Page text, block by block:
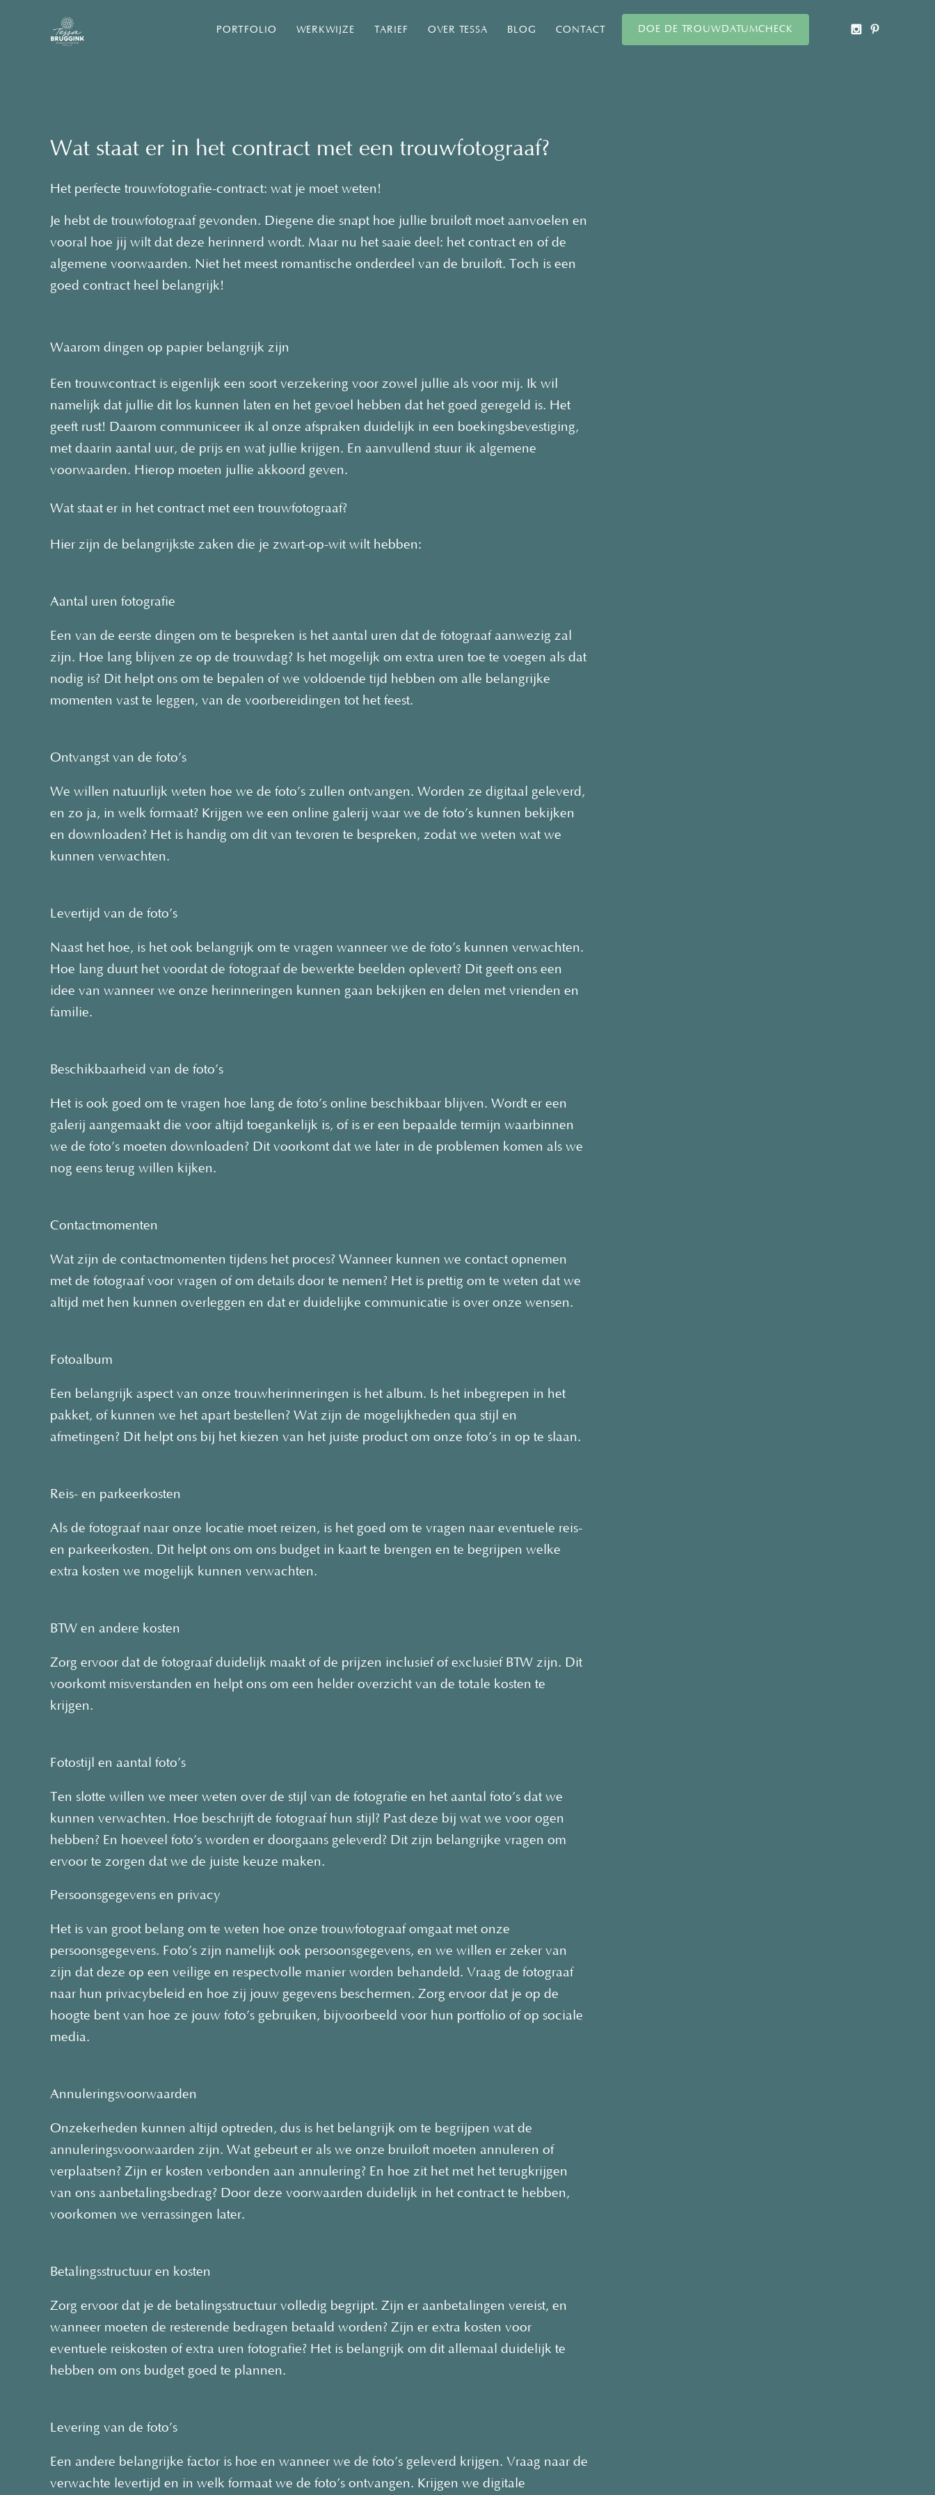
PORTFOLIO WERKWIJZE TARIEF OVER TESSA BLOG CONTACT DOE DE TROUWDATUMCHECK
Wat staat er in het contract met een trouwfotograaf?
Het perfecte trouwfotografie-contract: wat je moet weten!
Je hebt de trouwfotograaf gevonden. Diegene die snapt hoe jullie bruiloft moet aanvoelen en
vooral hoe jij wilt dat deze herinnerd wordt. Maar nu het saaie deel: het contract en of de
algemene voorwaarden. Niet het meest romantische onderdeel van de bruiloft. Toch is een
goed contract heel belangrijk!
Waarom dingen op papier belangrijk zijn
Een trouwcontract is eigenlijk een soort verzekering voor zowel jullie als voor mij. Ik wil
namelijk dat jullie dit los kunnen laten en het gevoel hebben dat het goed geregeld is. Het
geeft rust! Daarom communiceer ik al onze afspraken duidelijk in een boekingsbevestiging,
met daarin aantal uur, de prijs en wat jullie krijgen. En aanvullend stuur ik algemene
voorwaarden. Hierop moeten jullie akkoord geven.
Wat staat er in het contract met een trouwfotograaf?
Hier zijn de belangrijkste zaken die je zwart-op-wit wilt hebben:
Aantal uren fotografie
Een van de eerste dingen om te bespreken is het aantal uren dat de fotograaf aanwezig zal
zijn. Hoe lang blijven ze op de trouwdag? Is het mogelijk om extra uren toe te voegen als dat
nodig is? Dit helpt ons om te bepalen of we voldoende tijd hebben om alle belangrijke
momenten vast te leggen, van de voorbereidingen tot het feest.
Ontvangst van de foto’s
We willen natuurlijk weten hoe we de foto’s zullen ontvangen. Worden ze digitaal geleverd,
en zo ja, in welk formaat? Krijgen we een online galerij waar we de foto’s kunnen bekijken
en downloaden? Het is handig om dit van tevoren te bespreken, zodat we weten wat we
kunnen verwachten.
Levertijd van de foto’s
Naast het hoe, is het ook belangrijk om te vragen wanneer we de foto’s kunnen verwachten.
Hoe lang duurt het voordat de fotograaf de bewerkte beelden oplevert? Dit geeft ons een
idee van wanneer we onze herinneringen kunnen gaan bekijken en delen met vrienden en
familie.
Beschikbaarheid van de foto’s
Het is ook goed om te vragen hoe lang de foto’s online beschikbaar blijven. Wordt er een
galerij aangemaakt die voor altijd toegankelijk is, of is er een bepaalde termijn waarbinnen
we de foto’s moeten downloaden? Dit voorkomt dat we later in de problemen komen als we
nog eens terug willen kijken.
Contactmomenten
Wat zijn de contactmomenten tijdens het proces? Wanneer kunnen we contact opnemen
met de fotograaf voor vragen of om details door te nemen? Het is prettig om te weten dat we
altijd met hen kunnen overleggen en dat er duidelijke communicatie is over onze wensen.
Fotoalbum
Een belangrijk aspect van onze trouwherinneringen is het album. Is het inbegrepen in het
pakket, of kunnen we het apart bestellen? Wat zijn de mogelijkheden qua stijl en
afmetingen? Dit helpt ons bij het kiezen van het juiste product om onze foto’s in op te slaan.
Reis- en parkeerkosten
Als de fotograaf naar onze locatie moet reizen, is het goed om te vragen naar eventuele reis-
en parkeerkosten. Dit helpt ons om ons budget in kaart te brengen en te begrijpen welke
extra kosten we mogelijk kunnen verwachten.
BTW en andere kosten
Zorg ervoor dat de fotograaf duidelijk maakt of de prijzen inclusief of exclusief BTW zijn. Dit
voorkomt misverstanden en helpt ons om een helder overzicht van de totale kosten te
krijgen.
Fotostijl en aantal foto’s
Ten slotte willen we meer weten over de stijl van de fotografie en het aantal foto’s dat we
kunnen verwachten. Hoe beschrijft de fotograaf hun stijl? Past deze bij wat we voor ogen
hebben? En hoeveel foto’s worden er doorgaans geleverd? Dit zijn belangrijke vragen om
ervoor te zorgen dat we de juiste keuze maken.
Persoonsgegevens en privacy
Het is van groot belang om te weten hoe onze trouwfotograaf omgaat met onze
persoonsgegevens. Foto’s zijn namelijk ook persoonsgegevens, en we willen er zeker van
zijn dat deze op een veilige en respectvolle manier worden behandeld. Vraag de fotograaf
naar hun privacybeleid en hoe zij jouw gegevens beschermen. Zorg ervoor dat je op de
hoogte bent van hoe ze jouw foto’s gebruiken, bijvoorbeeld voor hun portfolio of op sociale
media.
Annuleringsvoorwaarden
Onzekerheden kunnen altijd optreden, dus is het belangrijk om te begrijpen wat de
annuleringsvoorwaarden zijn. Wat gebeurt er als we onze bruiloft moeten annuleren of
verplaatsen? Zijn er kosten verbonden aan annulering? En hoe zit het met het terugkrijgen
van ons aanbetalingsbedrag? Door deze voorwaarden duidelijk in het contract te hebben,
voorkomen we verrassingen later.
Betalingsstructuur en kosten
Zorg ervoor dat je de betalingsstructuur volledig begrijpt. Zijn er aanbetalingen vereist, en
wanneer moeten de resterende bedragen betaald worden? Zijn er extra kosten voor
eventuele reiskosten of extra uren fotografie? Het is belangrijk om dit allemaal duidelijk te
hebben om ons budget goed te plannen.
Levering van de foto’s
Een andere belangrijke factor is hoe en wanneer we de foto’s geleverd krijgen. Vraag naar de
verwachte levertijd en in welk formaat we de foto’s ontvangen. Krijgen we digitale